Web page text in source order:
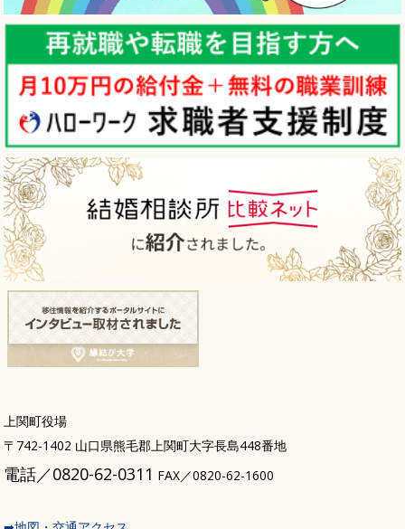
上関町役場
〒742-1402 山口県熊毛郡上関町大字長島448番地
電話／0820-62-0311 FAX／0820-62-1600